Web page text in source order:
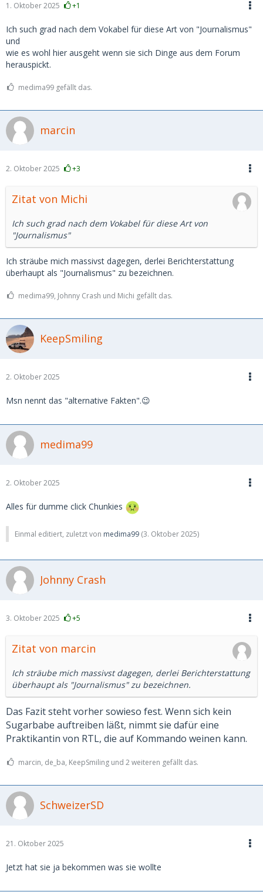
1. Oktober 2025 +1
Ich such grad nach dem Vokabel für diese Art von "Journalismus"
und
wie es wohl hier ausgeht wenn sie sich Dinge aus dem Forum
herauspickt.
medima99 gefällt das.
marcin
2. Oktober 2025 +3
Zitat von Michi
Ich such grad nach dem Vokabel für diese Art von
"Journalismus"
Ich sträube mich massivst dagegen, derlei Berichterstattung
überhaupt als "Journalismus" zu bezeichnen.
medima99, Johnny Crash und Michi gefällt das.
KeepSmiling
2. Oktober 2025
Msn nennt das "alternative Fakten".😉
medima99
2. Oktober 2025
Alles für dumme click Chunkies
Einmal editiert, zuletzt von medima99 (3. Oktober 2025)
Johnny Crash
3. Oktober 2025 +5
Zitat von marcin
Ich sträube mich massivst dagegen, derlei Berichterstattung
überhaupt als "Journalismus" zu bezeichnen.
Das Fazit steht vorher sowieso fest. Wenn sich kein
Sugarbabe auftreiben läßt, nimmt sie dafür eine
Praktikantin von RTL, die auf Kommando weinen kann.
marcin, de_ba, KeepSmiling und 2 weiteren gefällt das.
SchweizerSD
21. Oktober 2025
Jetzt hat sie ja bekommen was sie wollte